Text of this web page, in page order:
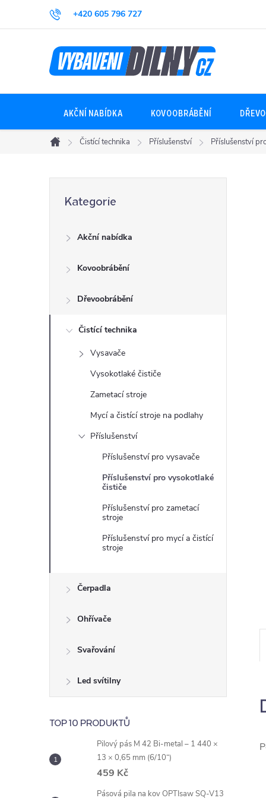
+420 605 796 727
AKČNÍ NABÍDKA KOVOOBRÁBĚNÍ
Domů
Čistící technika Příslušenství Příslušenství
r
l
kategorie
Kategorie
Akční nabídka
Kovoobrábění
Dřevoobrábění
Čistící technika
Vysavače
Vysokotlaké čističe
Zametací stroje
Mycí a čistící stroje na podlahy
Příslušenství
Příslušenství pro vysavače
Příslušenství pro vysokotlaké
čističe
Příslušenství pro zametací
stroje
Příslušenství pro mycí a čistící
stroje
Čerpadla
Ohřívače
Svařování
Led svítilny
TOP 10 PRODUKTŮ
Pilový pás M 42 Bi-metal – 1 440 ×
13 × 0,65 mm (6/10“)
459 Kč
Pásová pila na kov OPTIsaw SQ-V13